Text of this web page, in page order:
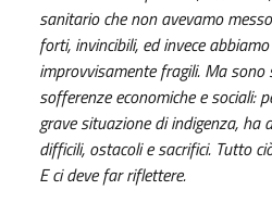
sanitario che non avevamo
forti, invincibili, ed invece
improvvisamente fragili. Ma
sofferenze economiche e sociali:
grave situazione di indigenza,
difficili, ostacoli e sacrifici. Tutto
E ci deve far riflettere.